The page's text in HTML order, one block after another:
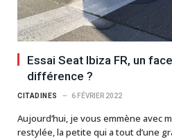
Essai Seat Ibiza FR, un
différence ?
CITADINES 6 FÉVRIER 2022
Aujourd’hui, je vous emmène avec
restylée, la petite qui a tout d’une